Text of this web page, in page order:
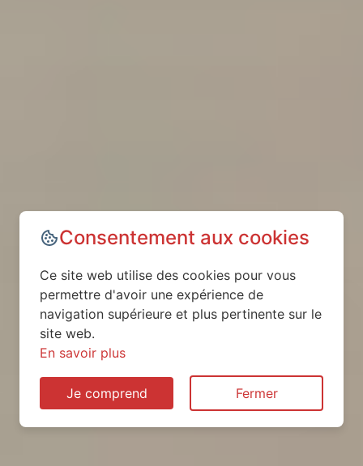
Consentement aux cookies
Ce site web utilise des cookies pour vous
permettre d'avoir une expérience de
navigation supérieure et plus pertinente sur le
site web.
En savoir plus
Je comprend Fermer